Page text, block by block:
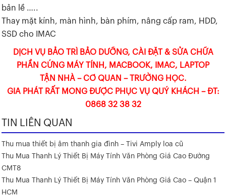
bản lề …..
Thay mặt kính, màn hình, bàn phím, nâng cấp ram, HDD,
SSD cho IMAC
DỊCH VỤ BẢO TRÌ BẢO DƯỠNG, CÀI ĐẶT & SỬA CHỮA
PHẦN CỨNG MÁY TÍNH, MACBOOK, IMAC, LAPTOP
TẬN NHÀ – CƠ QUAN – TRƯỜNG HỌC.
GIA PHÁT RẤT MONG ĐƯỢC PHỤC VỤ QUÝ KHÁCH – ĐT:
0868 32 38 32
TIN LIÊN QUAN
Thu mua thiết bị âm thanh gia đình – Tivi Amply loa cũ
Thu Mua Thanh Lý Thiết Bị Máy Tính Văn Phòng Giá Cao Đường
CMT8
Thu Mua Thanh Lý Thiết Bị Máy Tính Văn Phòng Giá Cao – Quận 1
HCM